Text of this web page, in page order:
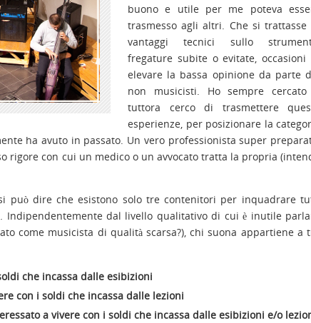
buono e utile per me poteva
trasmesso agli altri. Che si trattasse
vantaggi tecnici sullo
fregature subite o evitate, occasioni
elevare la bassa opinione da parte
non musicisti. Ho sempre
tuttora cerco di trasmettere
esperienze, per posizionare la
ha avuto in passato. Un vero professionista super
rigore con cui un medico o un avvocato tratta la propria
può dire che esistono solo tre contenitori per inquadrare
Indipendentemente dal livello qualitativo di cui è inutile
come musicista di qualità scarsa?), chi suona appartiene a
che incassa dalle esibizioni
con i soldi che incassa dalle lezioni
a vivere con i soldi che incassa dalle esibizioni e/o